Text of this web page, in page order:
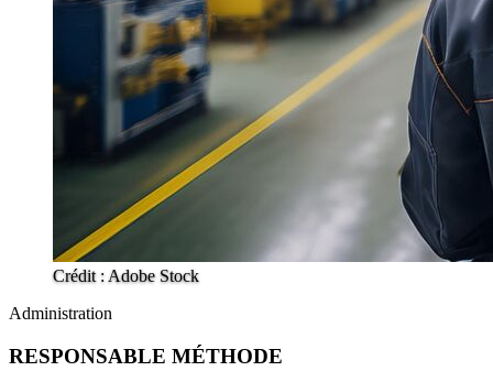
Crédit : Adobe Stock
Administration
RESPONSABLE MÉTHODE